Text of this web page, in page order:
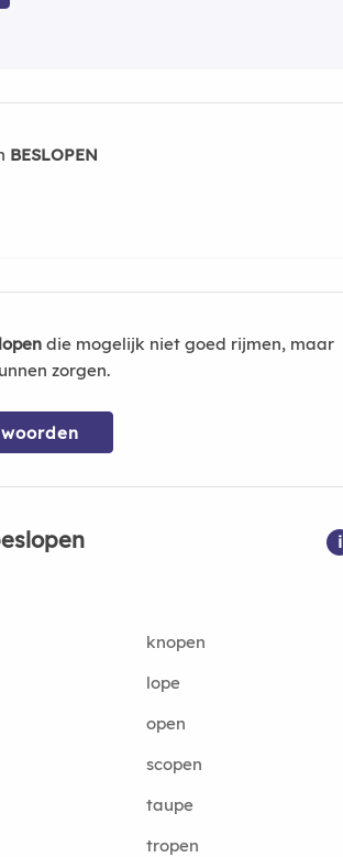
BESLOPEN
die mogelijk niet goed rijmen, maar
zorgen.
i
knopen
lope
open
scopen
taupe
tropen